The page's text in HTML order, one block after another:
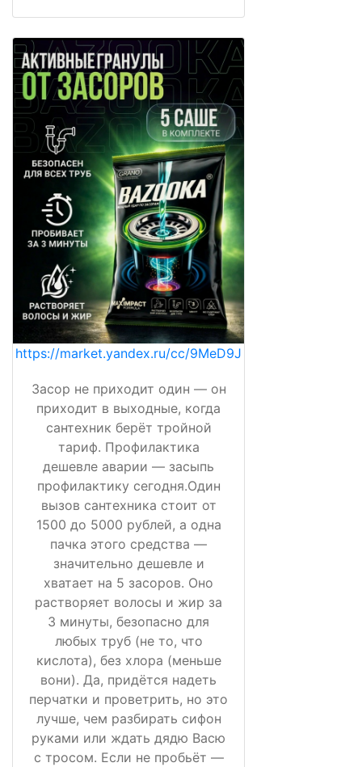
https://market.yandex.ru/cc/9MeD9J
Засор не приходит один — он
приходит в выходные, когда
сантехник берёт тройной
тариф. Профилактика
дешевле аварии — засыпь
профилактику сегодня.Один
вызов сантехника стоит от
1500 до 5000 рублей, а одна
пачка этого средства —
значительно дешевле и
хватает на 5 засоров. Оно
растворяет волосы и жир за
3 минуты, безопасно для
любых труб (не то, что
кислота), без хлора (меньше
вони). Да, придётся надеть
перчатки и проветрить, но это
лучше, чем разбирать сифон
руками или ждать дядю Васю
с тросом. Если не пробьёт —